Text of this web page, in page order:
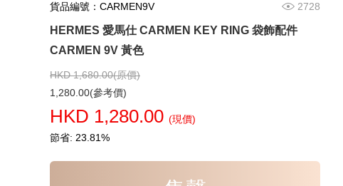
貨品編號：CARMEN9V 2728
HERMES 愛馬仕 CARMEN KEY RING 袋飾配件
CARMEN 9V 黃色
HKD 1,680.00(原價)
1,280.00(參考價)
HKD 1,280.00 (現價)
節省: 23.81%
KELLY FESTIVAL 3Q ROSE
SAKURA SWIFT SS 粉紅色
26,800.00